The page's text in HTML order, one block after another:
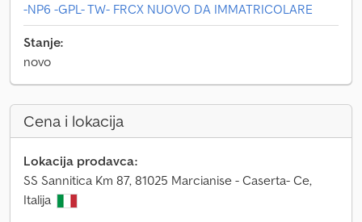
-NP6 -GPL- TW- FRCX NUOVO DA IMMATRICOLARE
Stanje:
novo
Cena i lokacija
Lokacija prodavca:
SS Sannitica Km 87, 81025 Marcianise - Caserta- Ce,
Italija